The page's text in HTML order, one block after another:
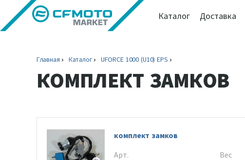
Каталог Доставка
Главная Каталог UFORCE 1000 (U10) EPS
КОМПЛЕКТ ЗАМКОВ
комплект замков
Арт.
Вес